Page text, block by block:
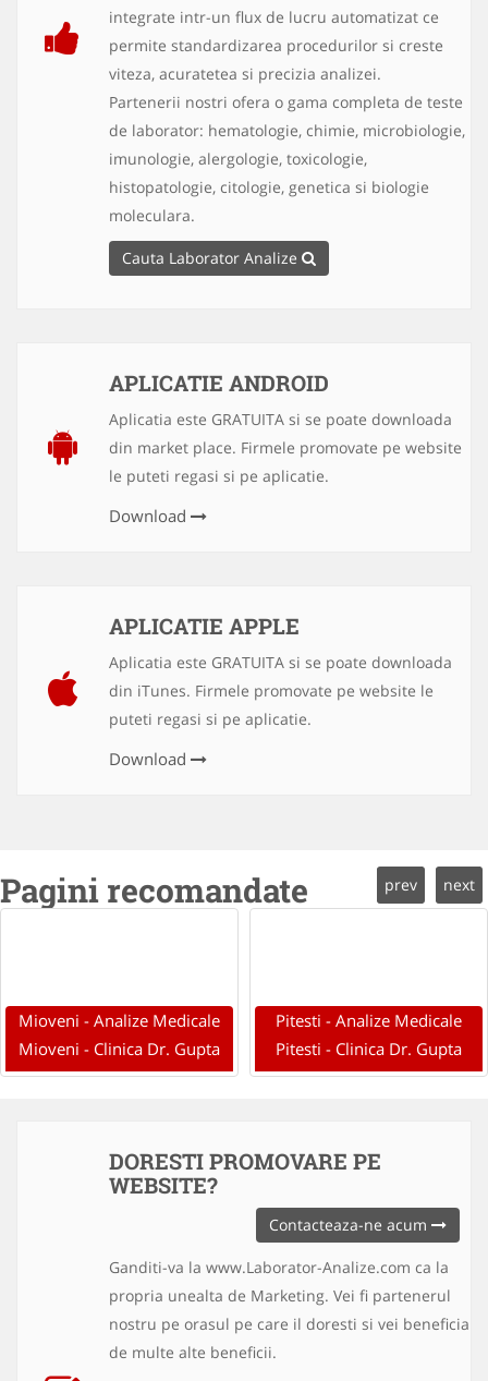
integrate intr-un flux de lucru automatizat ce
permite standardizarea procedurilor si creste
viteza, acuratetea si precizia analizei.
Partenerii nostri ofera o gama completa de teste
de laborator: hematologie, chimie, microbiologie,
imunologie, alergologie, toxicologie,
histopatologie, citologie, genetica si biologie
moleculara.
Cauta Laborator Analize
APLICATIE ANDROID
Aplicatia este GRATUITA si se poate downloada
din market place. Firmele promovate pe website
le puteti regasi si pe aplicatie.
Download
APLICATIE APPLE
Aplicatia este GRATUITA si se poate downloada
din iTunes. Firmele promovate pe website le
puteti regasi si pe aplicatie.
Download
Pagini recomandate
Mioveni - Analize Medicale
Mioveni - Clinica Dr. Gupta
Pitesti - Analize Medicale
Pitesti - Clinica Dr. Gupta
prev next
DORESTI PROMOVARE PE
WEBSITE?
Contacteaza-ne acum
Ganditi-va la www.Laborator-Analize.com ca la
propria unealta de Marketing. Vei fi partenerul
nostru pe orasul pe care il doresti si vei beneficia
de multe alte beneficii.